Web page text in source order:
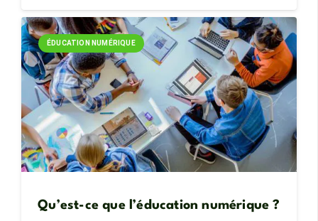
ÉDUCATION NUMÉRIQUE
Qu’est-ce que l’éducation numérique ?